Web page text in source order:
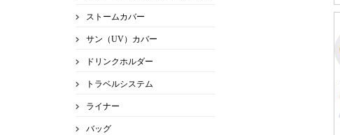
ストームカバー
サン（UV）カバー
ドリンクホルダー
トラベルシステム
ライナー
バッグ